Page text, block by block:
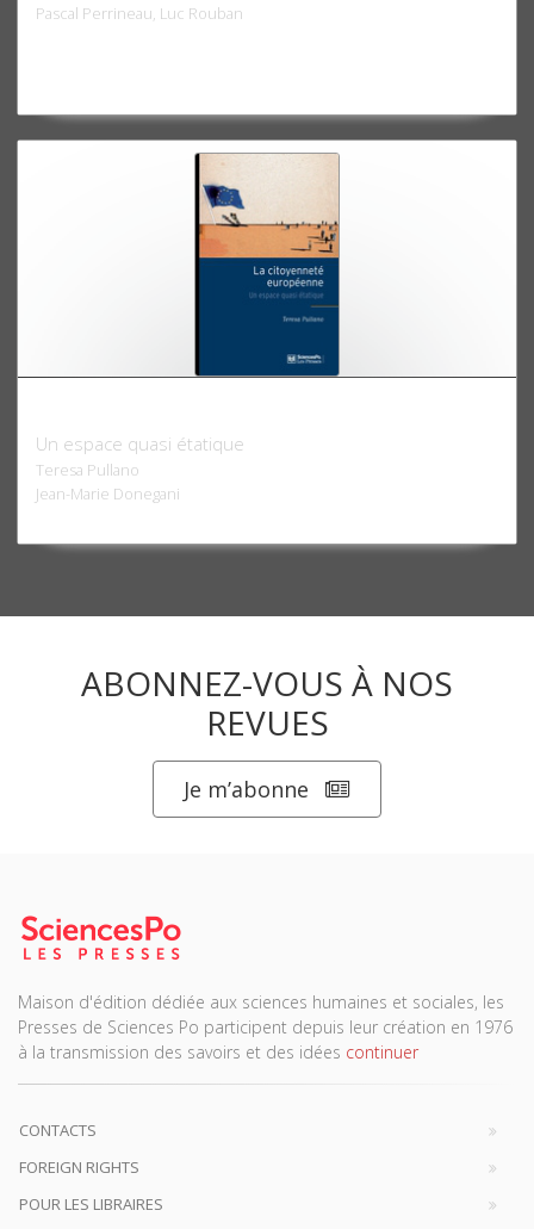
Pascal Perrineau, Luc Rouban
Un espace quasi étatique
Teresa Pullano
Jean-Marie Donegani
ABONNEZ-VOUS À NOS
REVUES
Je m’abonne
Maison d'édition dédiée aux sciences humaines et sociales, les
Presses de Sciences Po participent depuis leur création en 1976
à la transmission des savoirs et des idées continuer
CONTACTS
FOREIGN RIGHTS
POUR LES LIBRAIRES